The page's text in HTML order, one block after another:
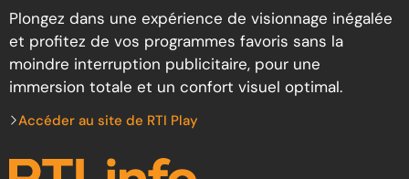
Plongez dans une expérience de visionnage inégalée
et profitez de vos programmes favoris sans la
moindre interruption publicitaire, pour une
immersion totale et un confort visuel optimal.
Accéder au site de RTI Play